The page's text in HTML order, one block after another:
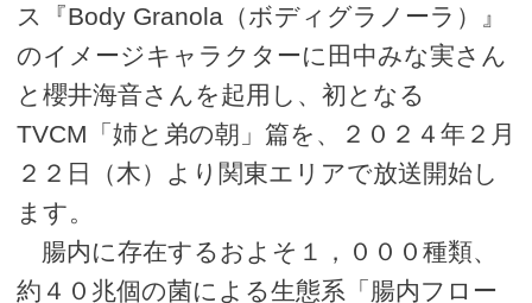
ス『Body Granola（ボディグラノーラ）』
のイメージキャラクターに田中みな実さん
と櫻井海音さんを起用し、初となる
TVCM「姉と弟の朝」篇を、２０２４年２月
２２日（木）より関東エリアで放送開始し
ます。
腸内に存在するおよそ１，０００種類、
約４０兆個の菌による生態系「腸内フロー